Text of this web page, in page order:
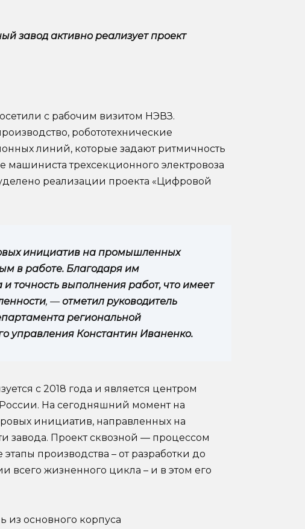
завод активно реализует проект
с рабочим визитом НЭВЗ.
робототехнические
линий, которые задают ритмичность
машиниста трехсекционного электровоза
реализации проекта «Цифровой
инициатив на промышленных
в работе. Благодаря им
точность выполнения работ, что имеет
, — отметил руководитель
региональной
управления Константин Иваненко.
с 2018 года и является центром
На сегодняшний момент на
инициатив, направленных на
завода. Проект сквозной — процессом
производства – от разработки до
всего жизненного цикла – и в этом его
основного корпуса